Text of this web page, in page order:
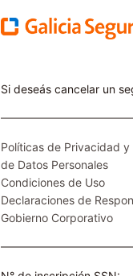
Si deseás cancelar un
Políticas de Privacidad y
de Datos Personales
Condiciones de Uso
Declaraciones de
Gobierno Corporativo